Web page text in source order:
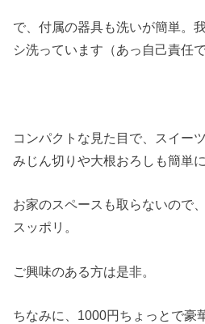
で、付属の器具も洗いが簡単。
シ洗っています（あっ自己責任
コンパクトな見た目で、スイー
みじん切りや大根おろしも簡単
お家のスペースも取らないので
スッポリ。
ご興味のある方は是非。
ちなみに、1000円ちょっとで豪